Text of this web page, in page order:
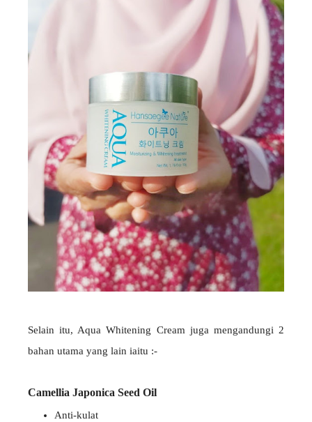
Selain itu, Aqua Whitening Cream juga mengandungi 2
bahan utama yang lain iaitu :-
Camellia Japonica Seed Oil
Anti-kulat